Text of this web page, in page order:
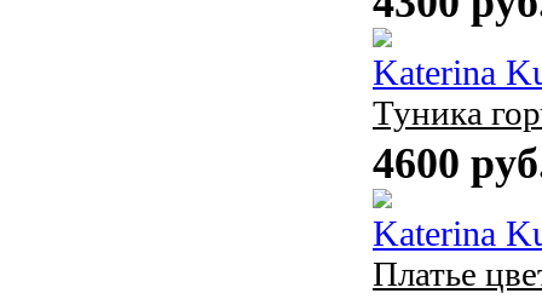
Katerina
Туника
4600
Katerina
Платье